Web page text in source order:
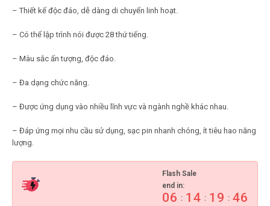
– Thiết kế độc đáo, dễ dàng di chuyển linh hoạt.
– Có thể lập trình nói được 28 thứ tiếng.
– Màu sắc ấn tượng, độc đáo.
– Đa dạng chức năng.
– Được ứng dụng vào nhiều lĩnh vực và ngành nghề khác nhau.
– Đáp ứng mọi nhu cầu sử dụng, sạc pin nhanh chóng, ít tiêu hao năng
Flash Sale
end in:
06 : 14 : 19 : 45